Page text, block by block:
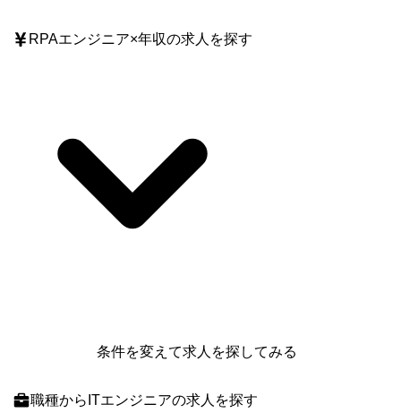
RPAエンジニア×年収の求人を探す
条件を変えて求人を探してみる
職種からITエンジニアの求人を探す